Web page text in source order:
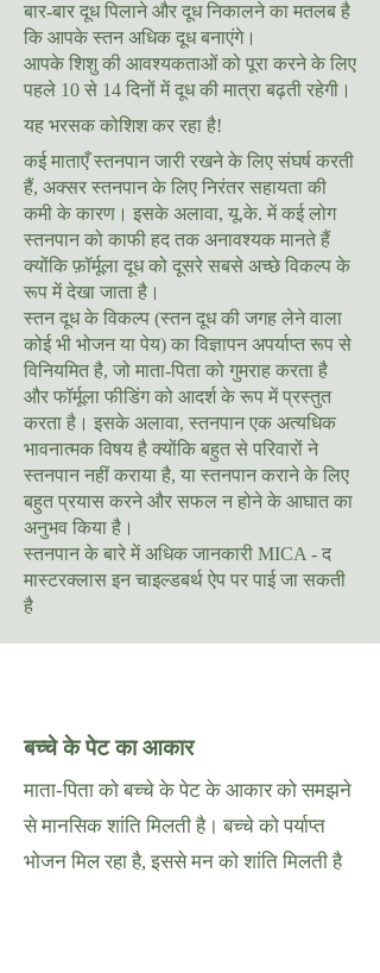
बार-बार दूध पिलाने और दूध निकालने का मतलब है
कि आपके स्तन अधिक दूध बनाएंगे।
आपके शिशु की आवश्यकताओं को पूरा करने के लिए
पहले 10 से 14 दिनों में दूध की मात्रा बढ़ती रहेगी।
यह भरसक कोशिश कर रहा है!
कई माताएँ स्तनपान जारी रखने के लिए संघर्ष करती
हैं, अक्सर स्तनपान के लिए निरंतर सहायता की
कमी के कारण। इसके अलावा, यू.के. में कई लोग
स्तनपान को काफी हद तक अनावश्यक मानते हैं
क्योंकि फ़ॉर्मूला दूध को दूसरे सबसे अच्छे विकल्प के
रूप में देखा जाता है।
स्तन दूध के विकल्प (स्तन दूध की जगह लेने वाला
कोई भी भोजन या पेय) का विज्ञापन अपर्याप्त रूप से
विनियमित है, जो माता-पिता को गुमराह करता है
और फॉर्मूला फीडिंग को आदर्श के रूप में प्रस्तुत
करता है। इसके अलावा, स्तनपान एक अत्यधिक
भावनात्मक विषय है क्योंकि बहुत से परिवारों ने
स्तनपान नहीं कराया है, या स्तनपान कराने के लिए
बहुत प्रयास करने और सफल न होने के आघात का
अनुभव किया है।
स्तनपान के बारे में अधिक जानकारी MICA - द
मास्टरक्लास इन चाइल्डबर्थ ऐप पर पाई जा सकती
है
बच्चे के पेट का आकार
माता-पिता को बच्चे के पेट के आकार को समझने
से मानसिक शांति मिलती है। बच्चे को पर्याप्त
भोजन मिल रहा है, इससे मन को शांति मिलती है